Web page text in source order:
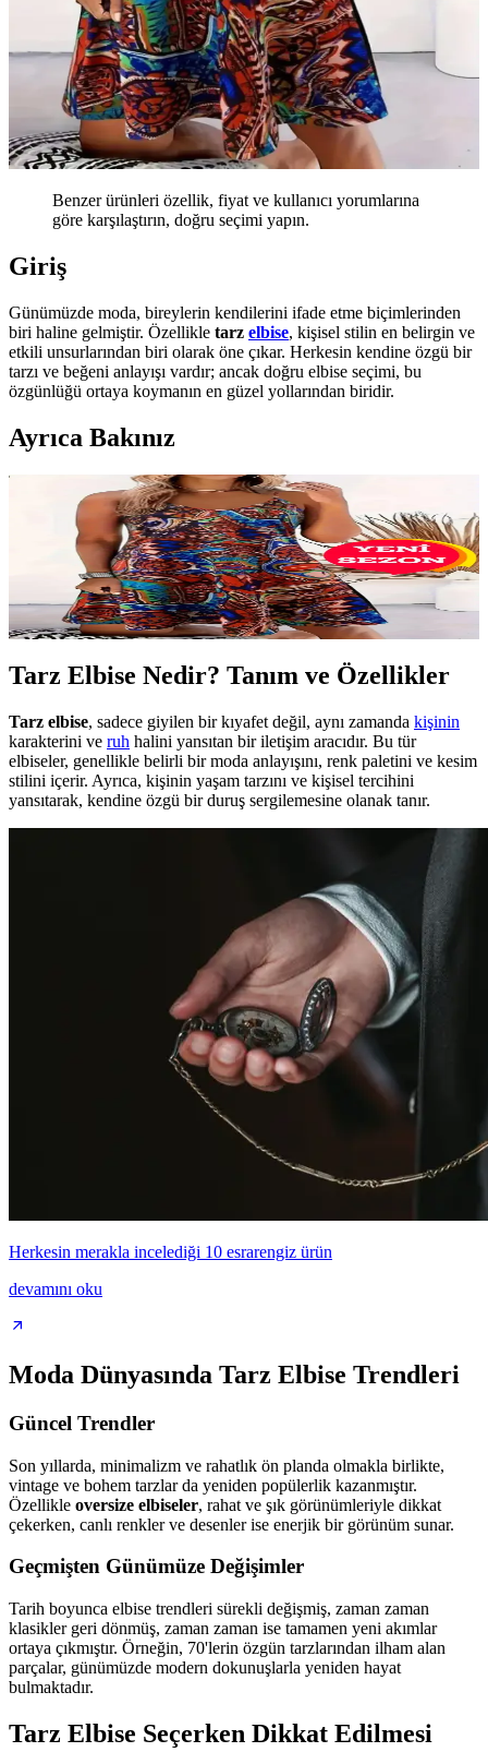
Benzer ürünleri özellik, fiyat ve kullanıcı yorumlarına
göre karşılaştırın, doğru seçimi yapın.
Giriş
Günümüzde moda, bireylerin kendilerini ifade etme biçimlerinden
biri haline gelmiştir. Özellikle tarz elbise, kişisel stilin en belirgin ve
etkili unsurlarından biri olarak öne çıkar. Herkesin kendine özgü bir
tarzı ve beğeni anlayışı vardır; ancak doğru elbise seçimi, bu
özgünlüğü ortaya koymanın en güzel yollarından biridir.
Ayrıca Bakınız
Tarz Elbise Nedir? Moda Dünyasında Kendini İfade
Etmenin Yolları ve Trendler
Tarz elbise, kişisel tarzı yansıtan ve moda trendlerine uygun
seçimlerle özgünlük sağlar. Güncel trendler, doğru seçimler ve
kendini ifade etme yollarıyla moda dünyasında fark yaratın.
Tarz Elbise Nedir? Tanım ve Özellikler
Tarz elbise, sadece giyilen bir kıyafet değil, aynı zamanda kişinin
karakterini ve ruh halini yansıtan bir iletişim aracıdır. Bu tür
elbiseler, genellikle belirli bir moda anlayışını, renk paletini ve kesim
stilini içerir. Ayrıca, kişinin yaşam tarzını ve kişisel tercihini
yansıtarak, kendine özgü bir duruş sergilemesine olanak tanır.
Herkesin merakla incelediği 10 esrarengiz ürün
devamını oku
Moda Dünyasında Tarz Elbise Trendleri
Güncel Trendler
Son yıllarda, minimalizm ve rahatlık ön planda olmakla birlikte,
vintage ve bohem tarzlar da yeniden popülerlik kazanmıştır.
Özellikle oversize elbiseler, rahat ve şık görünümleriyle dikkat
çekerken, canlı renkler ve desenler ise enerjik bir görünüm sunar.
Geçmişten Günümüze Değişimler
Tarih boyunca elbise trendleri sürekli değişmiş, zaman zaman
klasikler geri dönmüş, zaman zaman ise tamamen yeni akımlar
ortaya çıkmıştır. Örneğin, 70'lerin özgün tarzlarından ilham alan
parçalar, günümüzde modern dokunuşlarla yeniden hayat
bulmaktadır.
Tarz Elbise Seçerken Dikkat Edilmesi